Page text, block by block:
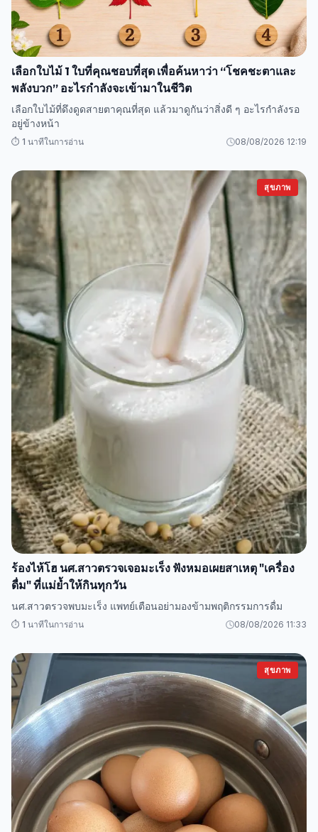
เลือกใบไม้ 1 ใบที่คุณชอบที่สุด เพื่อค้นหาว่า “โชคชะตาและ
พลังบวก” อะไรกำลังจะเข้ามาในชีวิต
เลือกใบไม้ที่ดึงดูดสายตาคุณที่สุด แล้วมาดูกันว่าสิ่งดี ๆ อะไรกำลังรอ
อยู่ข้างหน้า
⏱️ 1 นาทีในการอ่าน 08/08/2026 12:19
สุขภาพ
ร้องไห้โฮ นศ.สาวตรวจเจอมะเร็ง ฟังหมอเผยสาเหตุ "เครื่อง
ดื่ม" ที่แม่ย้ำให้กินทุกวัน
นศ.สาวตรวจพบมะเร็ง แพทย์เตือนอย่ามองข้ามพฤติกรรมการดื่ม
⏱️ 1 นาทีในการอ่าน 08/08/2026 11:33
สุขภาพ